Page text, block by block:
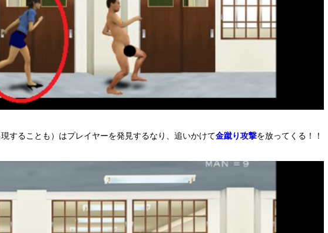
することも）はプレイヤーを発見するなり、追いかけて金蹴り攻撃を放ってくる！！